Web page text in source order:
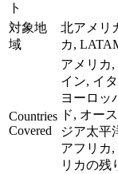
ト
対象地
域
北アメリ
カ,
Countries
Covered
アメリカ
イン, イ
ヨーロッ
ド, オー
ジア太平
アフリカ
リカの残